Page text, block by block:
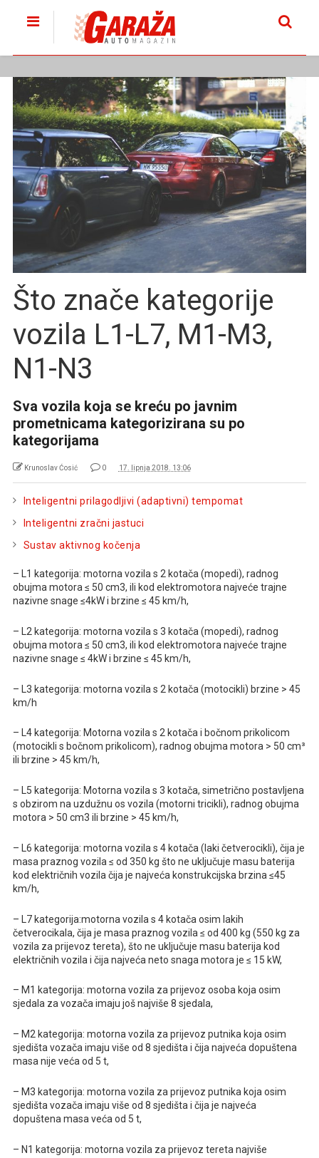
Što znače kategorije
vozila L1-L7, M1-M3,
N1-N3
Sva vozila koja se kreću po javnim
prometnicama kategorizirana su po
kategorijama
Krunoslav Ćosić 0 17. lipnja 2018. 13:06
Inteligentni prilagodljivi (adaptivni) tempomat
Inteligentni zračni jastuci
Sustav aktivnog kočenja
– L1 kategorija: motorna vozila s 2 kotača (mopedi), radnog
obujma motora ≤ 50 cm3, ili kod elektromotora najveće trajne
nazivne snage ≤4kW i brzine ≤ 45 km/h,
– L2 kategorija: motorna vozila s 3 kotača (mopedi), radnog
obujma motora ≤ 50 cm3, ili kod elektromotora najveće trajne
nazivne snage ≤ 4kW i brzine ≤ 45 km/h,
– L3 kategorija: motorna vozila s 2 kotača (motocikli) brzine > 45
km/h
– L4 kategorija: Motorna vozila s 2 kotača i bočnom prikolicom
(motocikli s bočnom prikolicom), radnog obujma motora > 50 cm³
ili brzine > 45 km/h,
– L5 kategorija: Motorna vozila s 3 kotača, simetrično postavljena
s obzirom na uzdužnu os vozila (motorni tricikli), radnog obujma
motora > 50 cm3 ili brzine > 45 km/h,
– L6 kategorija: motorna vozila s 4 kotača (laki četverocikli), čija je
masa praznog vozila ≤ od 350 kg što ne uključuje masu baterija
kod električnih vozila čija je najveća konstrukcijska brzina ≤45
km/h,
– L7 kategorija:motorna vozila s 4 kotača osim lakih
četverocikala, čija je masa praznog vozila ≤ od 400 kg (550 kg za
vozila za prijevoz tereta), što ne uključuje masu baterija kod
električnih vozila i čija najveća neto snaga motora je ≤ 15 kW,
– M1 kategorija: motorna vozila za prijevoz osoba koja osim
sjedala za vozača imaju još najviše 8 sjedala,
– M2 kategorija: motorna vozila za prijevoz putnika koja osim
sjedišta vozača imaju više od 8 sjedišta i čija najveća dopuštena
masa nije veća od 5 t,
– M3 kategorija: motorna vozila za prijevoz putnika koja osim
sjedišta vozača imaju više od 8 sjedišta i čija je najveća
dopuštena masa veća od 5 t,
– N1 kategorija: motorna vozila za prijevoz tereta najviše